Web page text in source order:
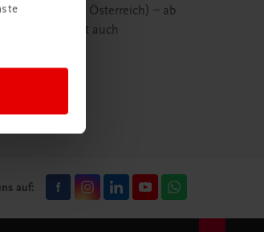
(innerhalb von Österreich) – ab
EUR Bestellwert auch
auf: